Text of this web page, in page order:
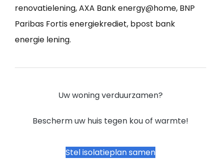
renovatielening, AXA Bank energy@home, BNP
Paribas Fortis energiekrediet, bpost bank
energie lening.
Uw woning verduurzamen?
Bescherm uw huis tegen kou of warmte!
Stel isolatieplan samen